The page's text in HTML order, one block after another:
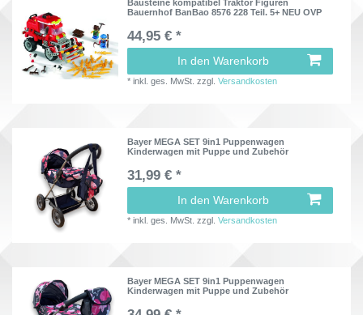
Bausteine kompatibel Traktor Figuren
Bauernhof BanBao 8576 228 Teil. 5+ NEU OVP
44,95 € *
In den Warenkorb
*inkl. ges. MwSt. zzgl.Versandkosten
Bayer MEGA SET 9in1 Puppenwagen
Kinderwagen mit Puppe und Zubehör
31,99 € *
In den Warenkorb
*inkl. ges. MwSt. zzgl.Versandkosten
Bayer MEGA SET 9in1 Puppenwagen
Kinderwagen mit Puppe und Zubehör